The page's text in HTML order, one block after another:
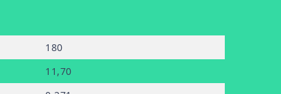
180
11 ,70